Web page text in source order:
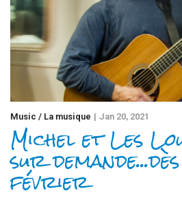
Music / La musique Jan 20, 2021
Michel et Les
sur
février